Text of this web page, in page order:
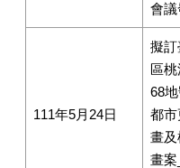
會
111年5月24日
擬
區
68
都
畫
畫